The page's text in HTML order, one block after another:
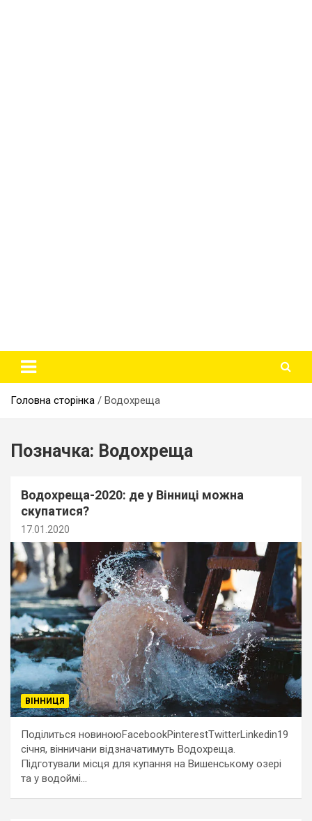
Головна сторінка Водохреща
Позначка: Водохреща
Водохреща-2020: де у Вінниці можна
скупатися?
17.01.2020
ВІННИЦЯ
Поділиться новиноюFacebookPinterestTwitterLinkedin19
січня, вінничани відзначатимуть Водохреща.
Підготували місця для купання на Вишенському озері
та у водоймі…